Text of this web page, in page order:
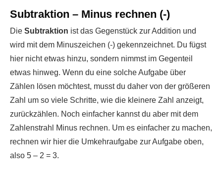
Subtraktion – Minus rechnen (-)
Die Subtraktion ist das Gegenstück zur Addition und
wird mit dem Minuszeichen (-) gekennzeichnet. Du fügst
hier nicht etwas hinzu, sondern nimmst im Gegenteil
etwas hinweg. Wenn du eine solche Aufgabe über
Zählen lösen möchtest, musst du daher von der größeren
Zahl um so viele Schritte, wie die kleinere Zahl anzeigt,
zurückzählen. Noch einfacher kannst du aber mit dem
Zahlenstrahl Minus rechnen. Um es einfacher zu machen,
rechnen wir hier die Umkehraufgabe zur Aufgabe oben,
also 5 – 2 = 3.